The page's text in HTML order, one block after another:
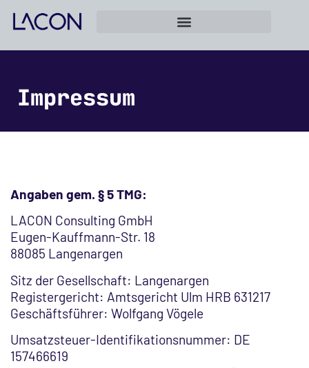
Impressum
Angaben gem. § 5 TMG:
LACON Consulting GmbH
Eugen-Kauffmann-Str. 18
88085 Langenargen
Sitz der Gesellschaft: Langenargen
Registergericht: Amtsgericht Ulm HRB 631217
Geschäftsführer: Wolfgang Vögele
Umsatzsteuer-Identifikationsnummer: DE
157466619